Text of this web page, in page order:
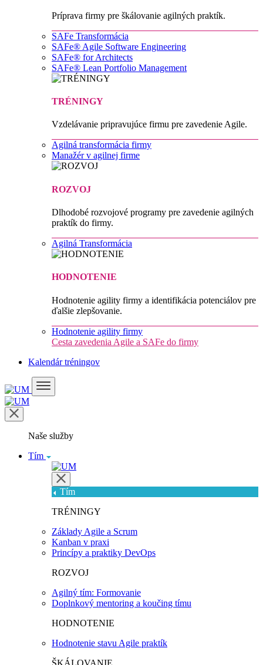
Príprava firmy pre škálovanie agilných praktík.
SAFe Transformácia
SAFe® Agile Software Engineering
SAFe® for Architects
SAFe® Lean Portfolio Management
TRÉNINGY
Vzdelávanie pripravujúce firmu pre zavedenie Agile.
Agilná transformácia firmy
Manažér v agilnej firme
ROZVOJ
Dlhodobé rozvojové programy pre zavedenie agilných
praktík do firmy.
Agilná Transformácia
HODNOTENIE
Hodnotenie agility firmy a identifikácia potenciálov pre
ďalšie zlepšovanie.
Hodnotenie agility firmy
Cesta zavedenia Agile a SAFe do firmy
Kalendár tréningov
Naše služby
Tím
Tím
TRÉNINGY
Základy Agile a Scrum
Kanban v praxi
Princípy a praktiky DevOps
ROZVOJ
Agilný tím: Formovanie
Doplnkový mentoring a koučing tímu
HODNOTENIE
Hodnotenie stavu Agile praktík
ŠKÁLOVANIE